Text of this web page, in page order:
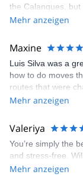
- The very best
the Calanques,
danger. Guillaume
kindly offered
appreciated very
fun but also the
enjoyed. The
prompt and
Mehr anzeigen
Maxine
Luis Silva was a
how to do moves
routes that were
encouragement, I
area. The
enjoy the climbs.
climbing
was fantastic, and
Mehr anzeigen
Valeriya
You’re simply the
and stress-free.
Mehr anzeigen